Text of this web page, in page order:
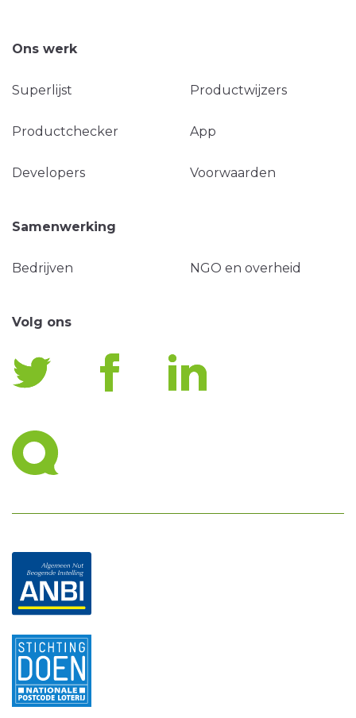
Ons werk
Superlijst Productwijzers
Productchecker App
Developers Voorwaarden
Samenwerking
Bedrijven NGO en overheid
Volg ons